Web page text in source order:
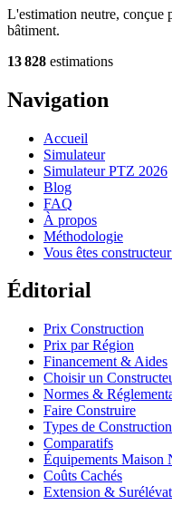
L'estimation neutre, conçue
bâtiment.
13 828 estimations
Navigation
Accueil
Simulateur
Simulateur PTZ 2026
Blog
FAQ
À propos
Méthodologie
Vous êtes
Éditorial
Prix Construction
Prix par Région
Financement & Aides
Choisir un
Normes &
Faire Construire
Types de Construction
Comparatifs
Équipements Maison
Coûts Cachés
Extension &